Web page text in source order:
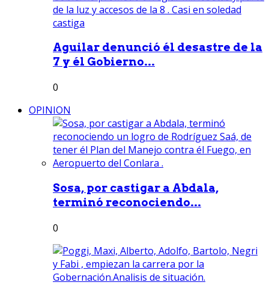
Aguilar denunció él desastre de la
7 y él Gobierno...
0
OPINION
Sosa, por castigar a Abdala,
terminó reconociendo...
0